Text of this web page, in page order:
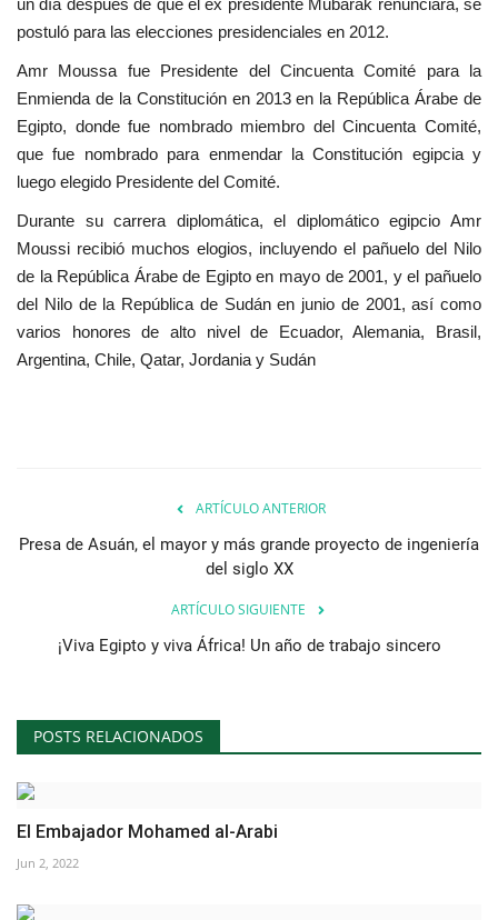
Los patrocinios
Galería
Lengua
English Swahili español
French Arabic
postuló para las elecciones presidenciales en 2012.
Amr Moussa fue Presidente del Cincuenta Comité para la
Enmienda de la Constitución en 2013 en la República Árabe de
Egipto, donde fue nombrado miembro del Cincuenta Comité,
que fue nombrado para enmendar la Constitución egipcia y
luego elegido Presidente del Comité.
Durante su carrera diplomática, el diplomático egipcio Amr
Moussi recibió muchos elogios, incluyendo el pañuelo del Nilo
de la República Árabe de Egipto en mayo de 2001, y el pañuelo
del Nilo de la República de Sudán en junio de 2001, así como
varios honores de alto nivel de Ecuador, Alemania, Brasil,
Argentina, Chile, Qatar, Jordania y Sudán
ARTÍCULO ANTERIOR
Presa de Asuán, el mayor y más grande proyecto de ingeniería
del siglo XX
ARTÍCULO SIGUIENTE
¡Viva Egipto y viva África! Un año de trabajo sincero
POSTS RELACIONADOS
El Embajador Mohamed al-Arabi
Jun 2, 2022